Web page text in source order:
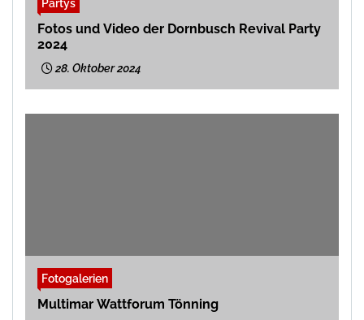
Fotos und Video der Dornbusch Revival Party
2024
28. Oktober 2024
Fotogalerien
Multimar Wattforum Tönning